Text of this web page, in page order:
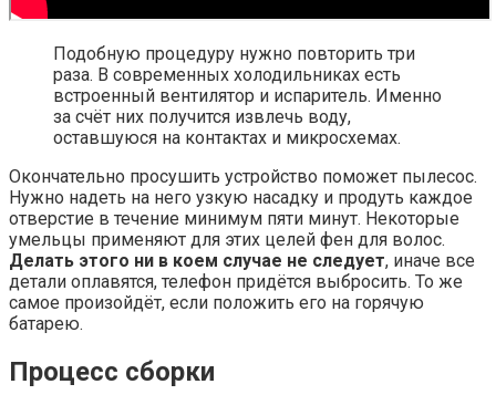
Подобную процедуру нужно повторить три
раза. В современных холодильниках есть
встроенный вентилятор и испаритель. Именно
за счёт них получится извлечь воду,
оставшуюся на контактах и микросхемах.
Окончательно просушить устройство поможет пылесос.
Нужно надеть на него узкую насадку и продуть каждое
отверстие в течение минимум пяти минут. Некоторые
умельцы применяют для этих целей фен для волос.
Делать этого ни в коем случае не следует, иначе все
детали оплавятся, телефон придётся выбросить. То же
самое произойдёт, если положить его на горячую
батарею.
Процесс сборки